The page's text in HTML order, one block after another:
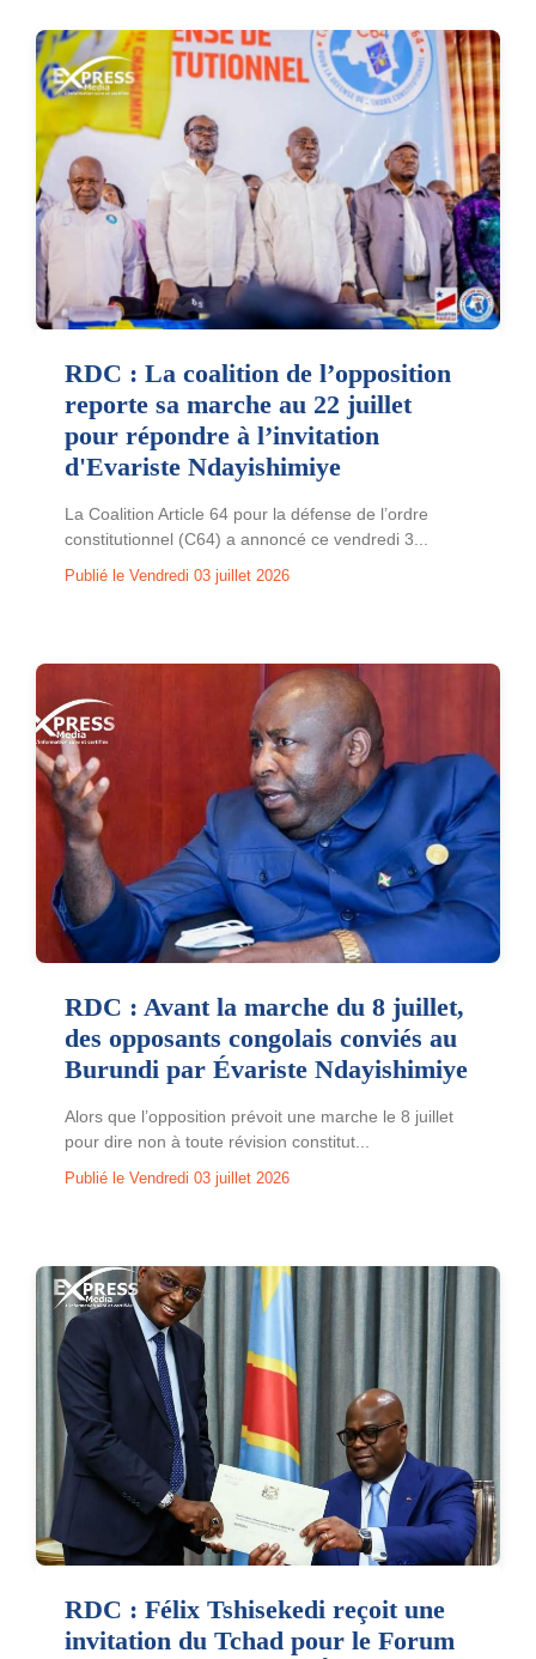
RDC : La coalition de l’opposition
reporte sa marche au 22 juillet
pour répondre à l’invitation
d'Evariste Ndayishimiye
La Coalition Article 64 pour la défense de l’ordre
constitutionnel (C64) a annoncé ce vendredi 3...
Publié le Vendredi 03 juillet 2026
RDC : Avant la marche du 8 juillet,
des opposants congolais conviés au
Burundi par Évariste Ndayishimiye
Alors que l’opposition prévoit une marche le 8 juillet
pour dire non à toute révision constitut...
Publié le Vendredi 03 juillet 2026
RDC : Félix Tshisekedi reçoit une
invitation du Tchad pour le Forum